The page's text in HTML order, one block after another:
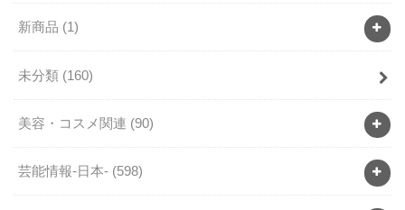
新商品 (1)
未分類 (160)
美容・コスメ関連 (90)
芸能情報-日本- (598)